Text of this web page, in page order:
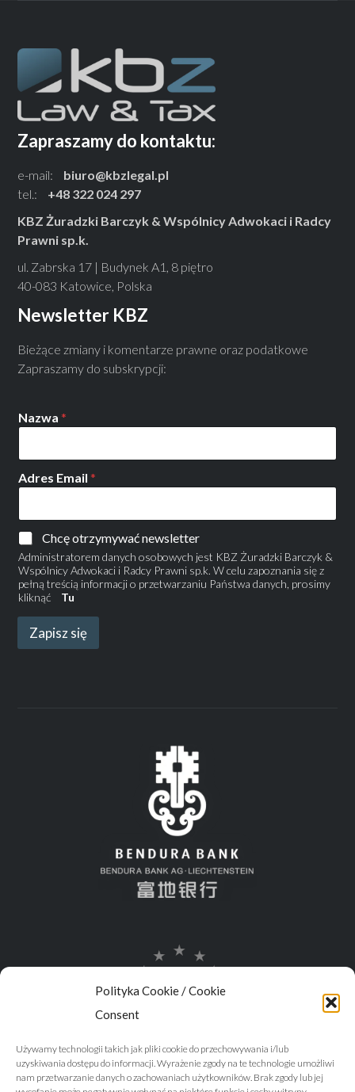
Polityka Cookie / Cookie
Consent
Używamy technologii takich jak pliki cookie do przechowywania i/lub
uzyskiwania dostępu do informacji. Wyrażenie zgody na te technologie umożliwi
nam przetwarzanie danych o zachowaniach użytkowników. Brak zgody lub jej
Zapraszamy do kontaktu:
e-mail:
biuro@kbzlegal.pl
tel.:
+48 322 024 297
KBZ Żuradzki Barczyk & Wspólnicy Adwokaci i Radcy
Prawni sp.k.
ul. Zabrska 17 | Budynek A1, 8 piętro
40-083 Katowice, Polska
Newsletter KBZ
Bieżące zmiany i komentarze prawne oraz podatkowe
Zapraszamy do subskrypcji:
Nazwa*
Adres Email*
Chcę otrzymywać newsletter
Administratorem danych osobowych jest KBZ Żuradzki Barczyk &
Wspólnicy Adwokaci i Radcy Prawni sp.k. W celu zapoznania się z
pełną treścią informacji o przetwarzaniu Państwa danych, prosimy
kliknąć
Tu
Zapisz się